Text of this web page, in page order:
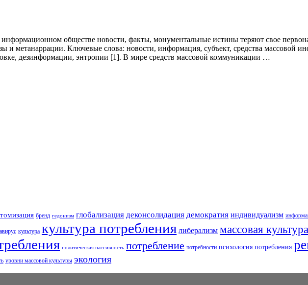
обществе новости, факты, монументальные истины теряют свое
и метанаррации. Ключевые слова: новости, информация, субъект, средства массовой
дезинформации, энтропии [1]. В мире средств массовой коммуникации …
бренд гедонизм глобализация деконсолидация демократия индивидуализм
культура культура потребления либерализм массовая культура
политическая пассивность потребление потребности психология потребления
уровни массовой культуры экология